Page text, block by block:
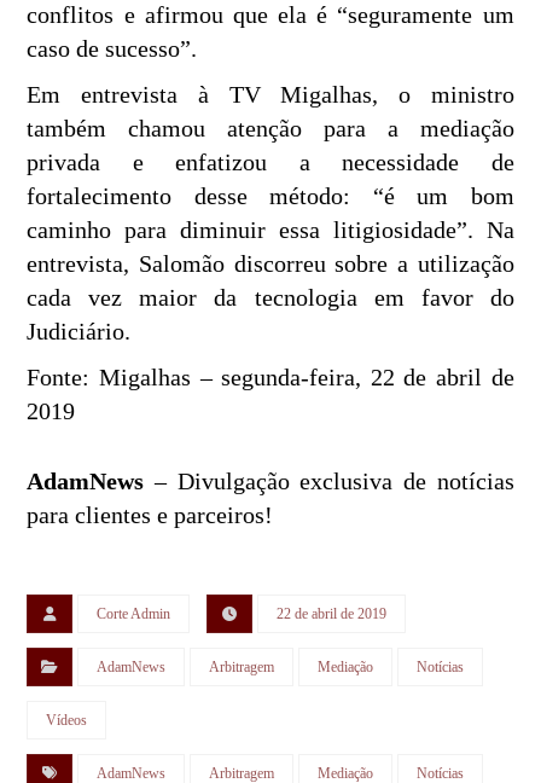
conflitos e afirmou que ela é “seguramente um
caso de sucesso”.
Em entrevista à TV Migalhas, o ministro
também chamou atenção para a mediação
privada e enfatizou a necessidade de
fortalecimento desse método: “é um bom
caminho para diminuir essa litigiosidade”. Na
entrevista, Salomão discorreu sobre a utilização
cada vez maior da tecnologia em favor do
Judiciário.
Fonte: Migalhas – segunda-feira, 22 de abril de
2019
AdamNews – Divulgação exclusiva de notícias
para clientes e parceiros!
Corte Admin 22 de abril de 2019
AdamNews Arbitragem Mediação Notícias
Vídeos
AdamNews Arbitragem Mediação Notícias